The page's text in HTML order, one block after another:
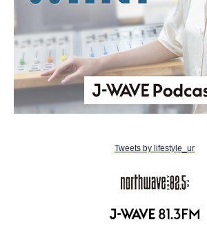
Tweets by lifestyle_ur